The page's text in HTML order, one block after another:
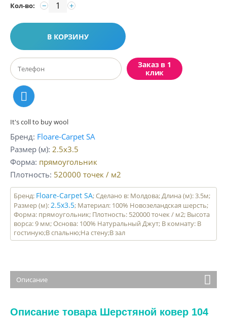
Кол-во: +
−
В КОРЗИНУ
Заказ в 1
клик
It's coll to buy wool
Бренд Floare-Carpet SA
Размер (м) 2.5x3.5
Форма прямоугольник
Плотность 520000 точек / м2
Бренд: Floare-Carpet SA; Сделано в: Молдова; Длина (м): 3.5м;
Размер (м):2.5x3.5; Материал: 100% Новозеландская шерсть;
Форма: прямоугольник; Плотность: 520000 точек / м2; Высота
ворса: 9 мм; Основа: 100% Натуральный Джут; В комнату: В
гостиную;В спальню;На стену;В зал
Описание
Описание товара Шерстяной ковер 104